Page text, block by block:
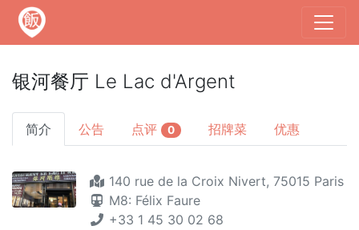
银河餐厅 Le Lac d'Argent
简介 公告 点评 0 招牌菜 优惠
140 rue de la Croix Nivert, 75015 Paris
M8: Félix Faure
+33 1 45 30 02 68